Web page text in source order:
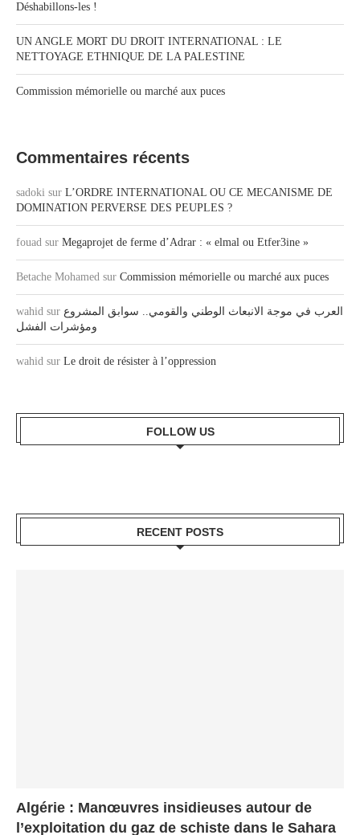
Déshabillons-les !
UN ANGLE MORT DU DROIT INTERNATIONAL : LE
NETTOYAGE ETHNIQUE DE LA PALESTINE
Commission mémorielle ou marché aux puces
Commentaires récents
sadoki sur L’ORDRE INTERNATIONAL OU CE MECANISME DE
DOMINATION PERVERSE DES PEUPLES ?
fouad sur Megaprojet de ferme d’Adrar : « elmal ou Etfer3ine »
Betache Mohamed sur Commission mémorielle ou marché aux puces
wahid sur العرب في موجة الانبعاث الوطني والقومي.. سوابق المشروع
ومؤشرات الفشل
wahid sur Le droit de résister à l’oppression
FOLLOW US
RECENT POSTS
Algérie : Manœuvres insidieuses autour de
l’exploitation du gaz de schiste dans le Sahara